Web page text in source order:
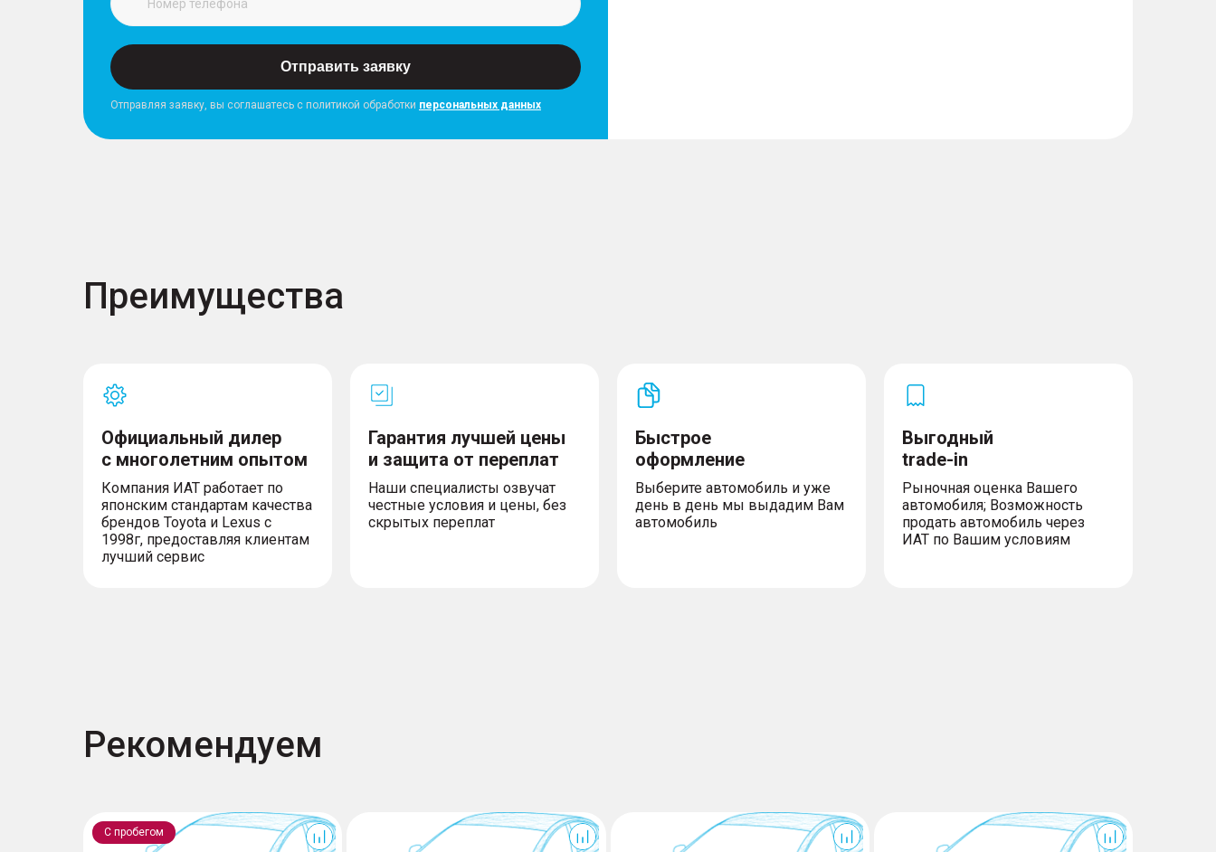
Отправить заявку
Отправляя заявку, вы соглашатесь с политикой обработки персональных данных
Преимущества
Официальный дилер
с многолетним опытом
Компания ИАТ работает по
японским стандартам качества
брендов Toyota и Lexus с
1998г, предоставляя клиентам
лучший сервис
Гарантия лучшей цены
и защита от переплат
Наши специалисты озвучат
честные условия и цены, без
скрытых переплат
Быстрое
оформление
Выберите автомобиль и уже
день в день мы выдадим Вам
автомобиль
Выгодный
trade-in
Рыночная оценка Вашего
автомобиля; Возможность
продать автомобиль через
ИАТ по Вашим условиям
Рекомендуем
С пробегом
F7x